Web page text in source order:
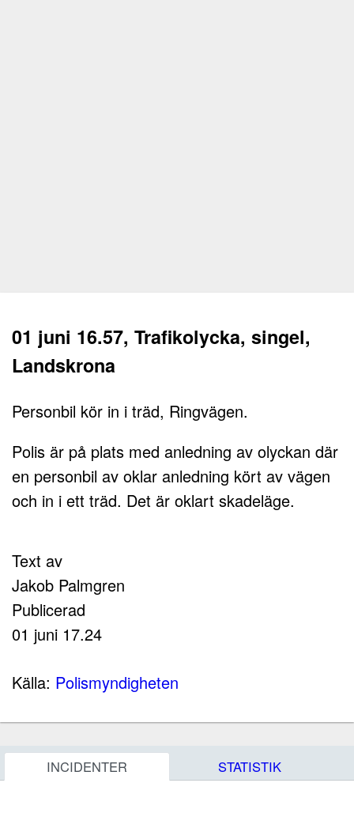
01 juni 16.57, Trafikolycka, singel,
Landskrona
Personbil kör in i träd, Ringvägen.
Polis är på plats med anledning av olyckan där
en personbil av oklar anledning kört av vägen
och in i ett träd. Det är oklart skadeläge.
Text av
Jakob Palmgren
Publicerad
01 juni 17.24
Källa: Polismyndigheten
INCIDENTER STATISTIK